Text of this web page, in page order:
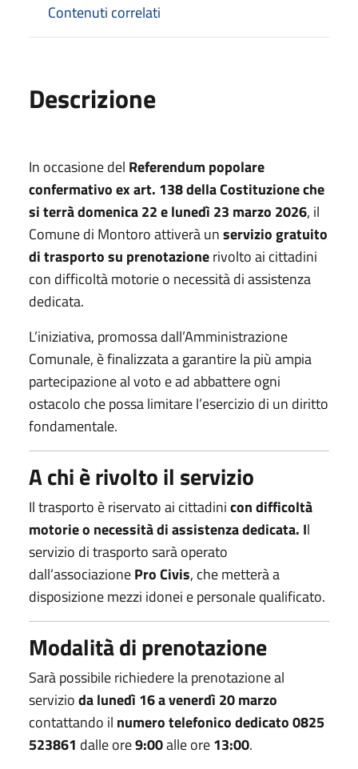
Contenuti correlati
Descrizione
In occasione del Referendum popolare
confermativo ex art. 138 della Costituzione che
si terrà domenica 22 e lunedì 23 marzo 2026, il
Comune di Montoro attiverà unservizio gratuito
di trasporto su prenotazionerivolto ai cittadini
con difficoltà motorie o necessità di assistenza
dedicata.
L’iniziativa, promossa dall’Amministrazione
Comunale, è finalizzata a garantire la più ampia
partecipazione al voto e ad abbattere ogni
ostacolo che possa limitare l’esercizio di un diritto
fondamentale.
A chi è rivolto il servizio
Il trasporto è riservato ai cittadinicon difficoltà
motorie o necessità di assistenza dedicata. Il
servizio di trasporto sarà operato
dall’associazionePro Civis, che metterà a
disposizione mezzi idonei e personale qualificato.
Modalità di prenotazione
Sarà possibile richiedere la prenotazione al
servizioda lunedì 16a venerdì 20marzo
contattando il numero telefonico dedicato0825
523861 dalle ore9:00alle ore13:00.